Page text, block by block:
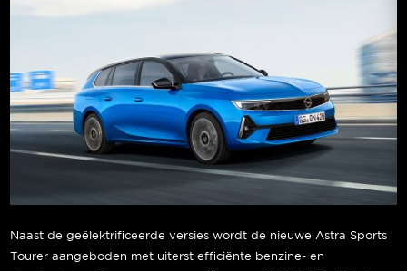
Naast de geëlektrificeerde versies wordt de nieuwe Astra Sports
Tourer aangeboden met uiterst efficiënte benzine- en